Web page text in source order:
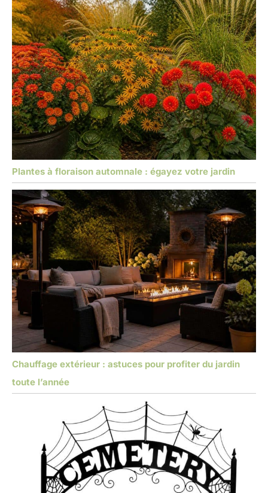
Plantes à floraison automnale : égayez votre jardin
Chauffage extérieur : astuces pour profiter du jardin
toute l’année